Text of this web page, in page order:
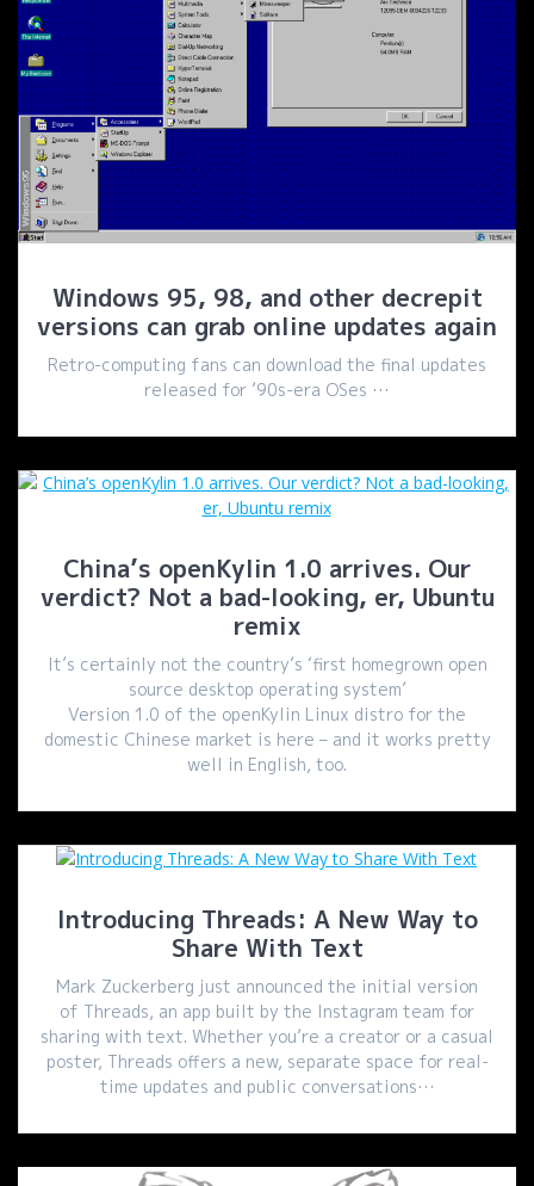
Windows 95, 98, and other decrepit
versions can grab online updates again
Retro-computing fans can download the final updates
released for ’90s-era OSes …
China’s openKylin 1.0 arrives. Our
verdict? Not a bad-looking, er, Ubuntu
remix
It’s certainly not the country’s ‘first homegrown open
source desktop operating system’
Version 1.0 of the openKylin Linux distro for the
domestic Chinese market is here – and it works pretty
well in English, too.
Introducing Threads: A New Way to
Share With Text
Mark Zuckerberg just announced the initial version
of Threads, an app built by the Instagram team for
sharing with text. Whether you’re a creator or a casual
poster, Threads offers a new, separate space for real-
time updates and public conversations…